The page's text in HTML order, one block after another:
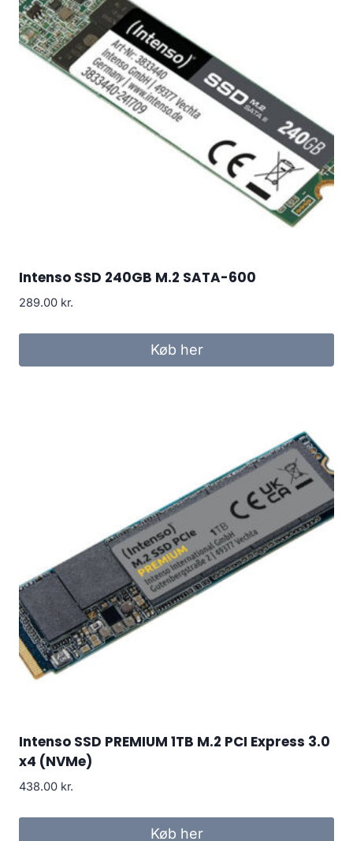
Intenso SSD 240GB M.2 SATA-600
289.00 kr.
Køb her
Intenso SSD PREMIUM 1TB M.2 PCI Express 3.0
x4 (NVMe)
438.00 kr.
Køb her